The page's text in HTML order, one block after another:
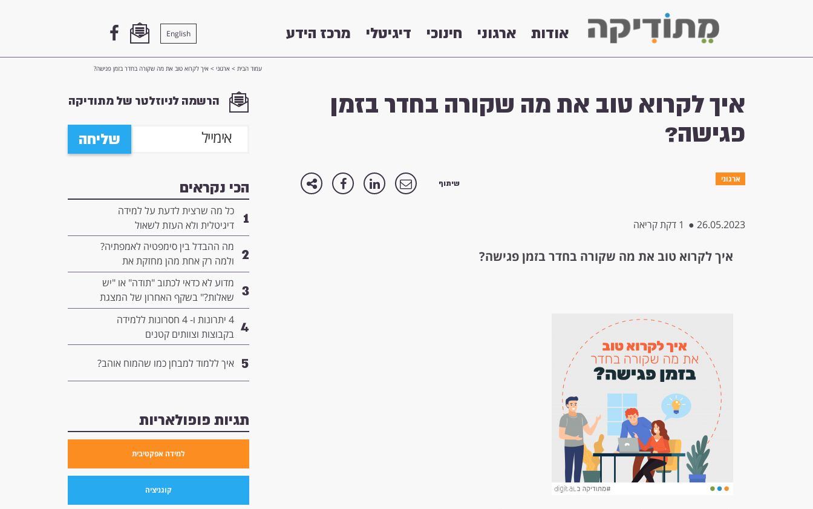
אודות ארגוני חינוכי דיגיטלי מרכז הידע English
עמוד הבית > ארגוני > איך לקרוא טוב את מה שקורה בחדר בזמן פגישה?
איך לקרוא טוב את מה שקורה בחדר בזמן
פגישה?
ארגוני שיתוף
26.05.2023
● 1 דקת קריאה
איך לקרוא טוב את מה שקורה בחדר בזמן פגישה?
הרשמה לניוזלטר של מתודיקה
שליחה
הכי נקראים
1
כל מה שרצית לדעת על למידה
דיגיטלית ולא העזת לשאול
2
מה ההבדל בין סימפטיה לאמפתיה?
ולמה רק אחת מהן מחזקת את
המנהיגות שלך
3
מדוע לא כדאי לכתוב "תודה" או "יש
שאלות?" בשקף האחרון של המצגת
שלך- ומה כדאי לשים שם במקום?
4
4 יתרונות ו- 4 חסרונות ללמידה
בקבוצות וצוותים קטנים
5 איך ללמוד למבחן כמו שהמוח אוהב?
תגיות פופולאריות
למידה אפקטיבית
קוגניציה